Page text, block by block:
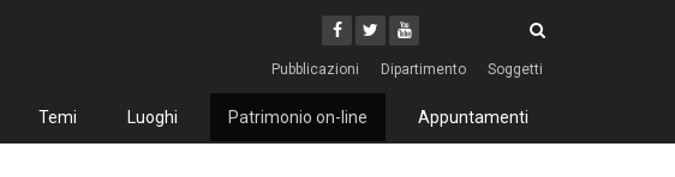
Facebook
Twitter
Youtube
Pubblicazioni Dipartimento Soggetti
Temi Luoghi Patrimonio on-line Appuntamenti